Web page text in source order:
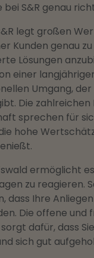
bei S&R genau
legt großen
Kunden genau
Lösungen
einer
Umgang,
Die
sprechen für
hohe
ermöglicht
zu reagieren.
dass Ihre
Die offene und
dafür, dass
sich gut